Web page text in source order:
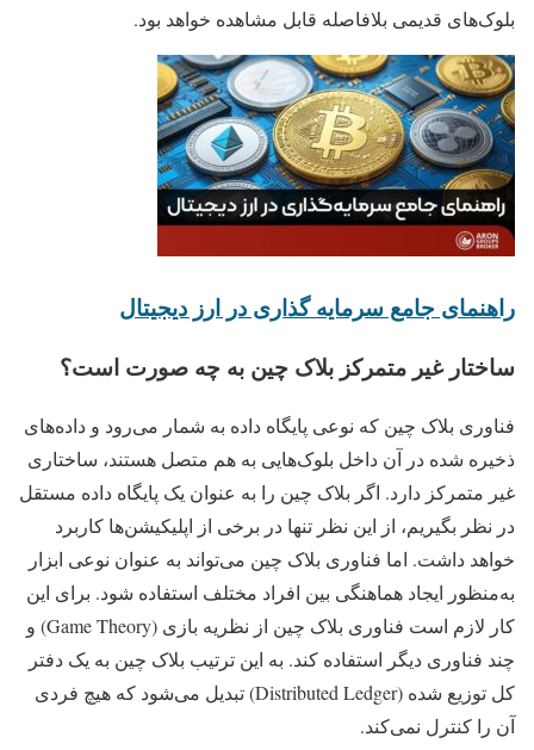
بلوک‌های قدیمی بلافاصله قابل مشاهده خواهد بود.
راهنمای جامع سرمایه گذاری در ارز دیجیتال
ساختار غیر متمرکز بلاک چین به چه صورت است؟
فناوری بلاک چین که نوعی پایگاه داده به شمار می‌رود و داده‌های
ذخیره شده در آن داخل بلوک‌هایی به هم متصل هستند، ساختاری
غیر متمرکز دارد. اگر بلاک چین را به عنوان یک پایگاه داده مستقل
در نظر بگیریم، از این نظر تنها در برخی از اپلیکیشن‌ها کاربرد
خواهد داشت. اما فناوری بلاک چین می‌تواند به عنوان نوعی ابزار
به‌منظور ایجاد هماهنگی بین افراد مختلف استفاده شود. برای این
کار لازم است فناوری بلاک چین از نظریه بازی (Game Theory) و
چند فناوری دیگر استفاده کند. به این ترتیب بلاک چین به یک دفتر
کل توزیع شده (Distributed Ledger) تبدیل می‌شود که هیچ فردی
آن را کنترل نمی‌کند.